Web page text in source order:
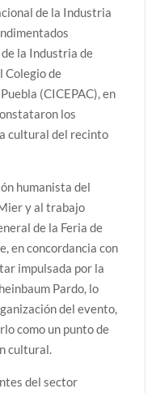
de la Industria
la Industria de
Colegio de
(CICEPAC), en
los
cultural del recinto
humanista del
y al trabajo
de la Feria de
en concordancia con
impulsada por la
Pardo, lo
del evento,
como un punto de
cultural.
del sector